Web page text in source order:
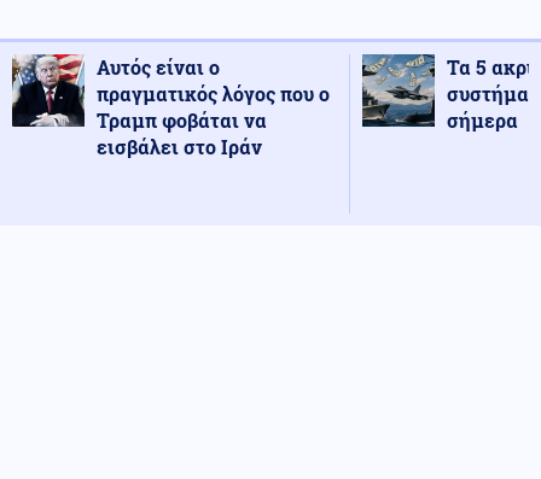
Αυτός είναι ο
πραγματικός λόγος που ο
Τραμπ φοβάται να
εισβάλει στο Ιράν
Τα 5
σήμερα